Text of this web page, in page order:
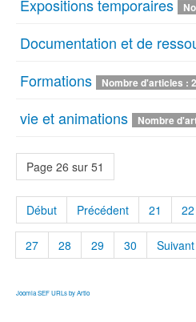
Expositions temporaires
Documentation et de
Formations Nombre d'articles :
vie et animations Nombre
Page 26 sur 51
Début Précédent 21 22
27 28 29 30 Suivant
Joomla SEF URLs by Artio